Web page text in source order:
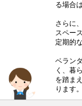
る場合
さらに
スペー
定期的
ベラン
く、暮
を踏ま
ります。